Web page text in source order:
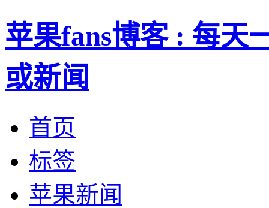
苹果fans博客 : 每天
或新闻
首页
标签
苹果新闻